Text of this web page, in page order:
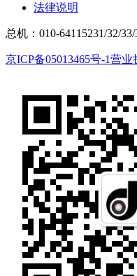
法律说明
总机：010-64115231/32/33/
京ICP备05013465号-1营业